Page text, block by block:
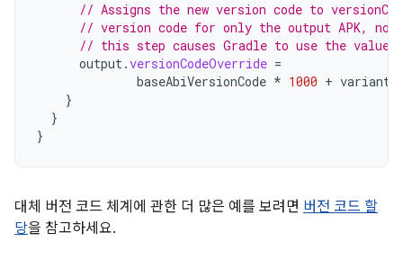
// Assigns the new version code to
// version code for only the output APK,
// this step causes Gradle to use the value
output.versionCodeOverride =
baseAbiVersionCode * 1000 + variant
}
}
}
대체 버전 코드 체계에 관한 더 많은 예를 보려면 버전 코드 할
당을 참고하세요.